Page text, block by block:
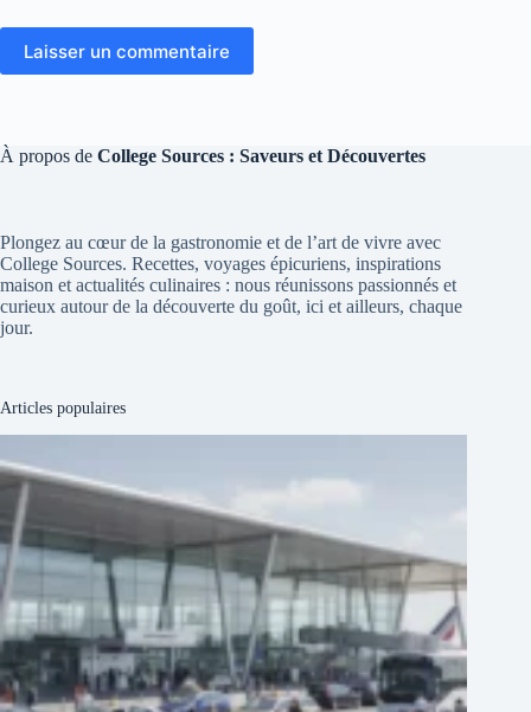
Laisser un commentaire
À propos de College Sources : Saveurs et Découvertes
Plongez au cœur de la gastronomie et de l’art de vivre avec
College Sources. Recettes, voyages épicuriens, inspirations
maison et actualités culinaires : nous réunissons passionnés et
curieux autour de la découverte du goût, ici et ailleurs, chaque
jour.
Articles populaires